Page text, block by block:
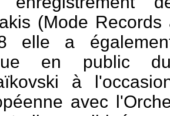
(Mode
elle a
en public
à
avec